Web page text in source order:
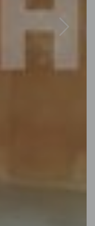
Next